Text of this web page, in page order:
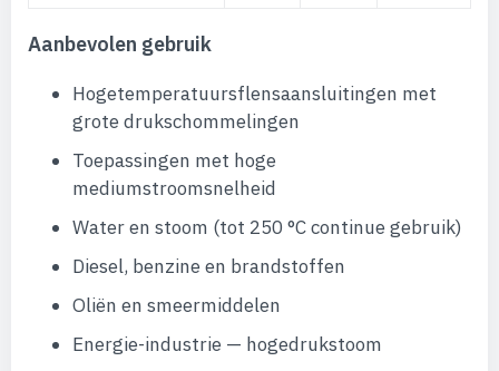
Aanbevolen gebruik
Hogetemperatuursflensaansluitingen met
grote drukschommelingen
Toepassingen met hoge
mediumstroomsnelheid
Water en stoom (tot 250 °C continue gebruik)
Diesel, benzine en brandstoffen
Oliën en smeermiddelen
Energie-industrie — hogedrukstoom